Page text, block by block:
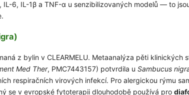
IL-6, IL-1β a TNF-α u senzibilizovaných modelů — to
z bylin v CLEARMELU. Metaanalýza pěti klinických
Med Ther, PMC7443157) potvrdila u Sambucus
respiračních virových infekcí. Pro alergickou rýmu
se v evropské fytoterapii dlouhodobě používá pro